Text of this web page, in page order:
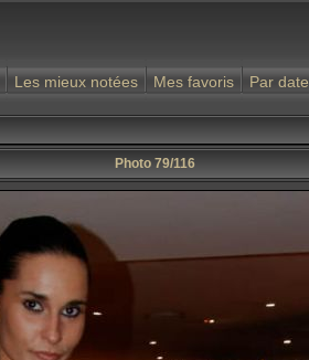
Les mieux notées Mes favoris Par date
Photo 79/116